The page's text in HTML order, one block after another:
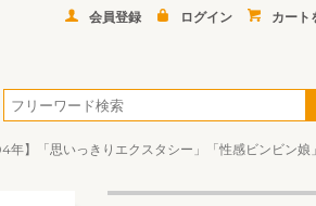
会員登録 ログイン カート
】「思いっきりエクスタシー」「性感ビンビン娘